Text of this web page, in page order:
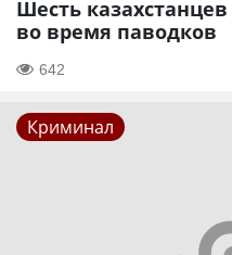
Шесть
во время паводков
642
Криминал